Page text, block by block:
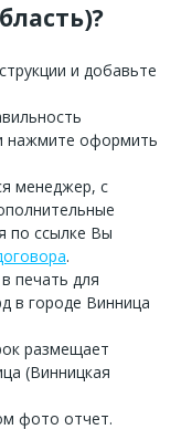
и добавьте
нажмите оформить
менеджер, с
по ссылке Вы
.
печать для
в городе Винница
размещает
(Винницкая
фото отчет.